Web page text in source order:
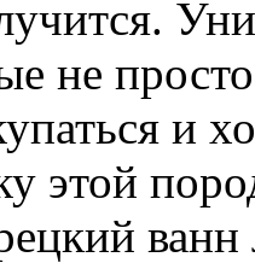
не
и
этой